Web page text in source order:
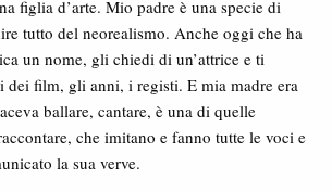
figlia d’arte. Mio padre è una specie di
tutto del neorealismo. Anche oggi che ha
un nome, gli chiedi di un’attrice e ti
film, gli anni, i registi. E mia madre era
ballare, cantare, è una di quelle
che imitano e fanno tutte le voci e
la sua verve.